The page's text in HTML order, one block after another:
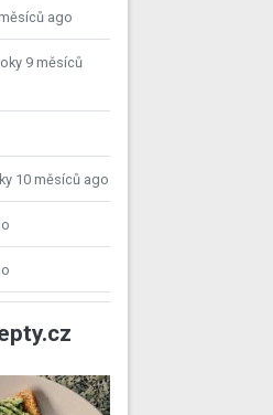
ago
9 měsíců
10 měsíců ago